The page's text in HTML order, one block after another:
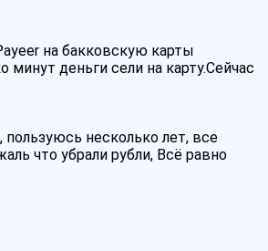
на бакковскую карты
минут деньги сели на карту.Сейчас
несколько лет, все
что убрали рубли, Всё равно